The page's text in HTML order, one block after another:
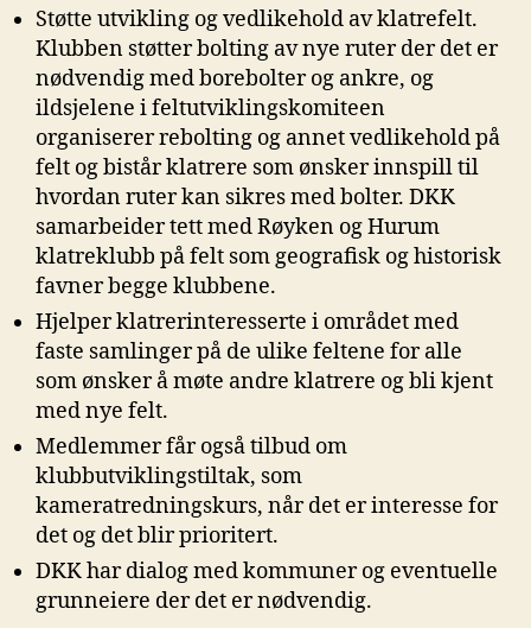
Støtte utvikling og vedlikehold av klatrefelt.
Klubben støtter bolting av nye ruter der det er
nødvendig med borebolter og ankre, og
ildsjelene i feltutviklingskomiteen
organiserer rebolting og annet vedlikehold på
felt og bistår klatrere som ønsker innspill til
hvordan ruter kan sikres med bolter. DKK
samarbeider tett med Røyken og Hurum
klatreklubb på felt som geografisk og historisk
favner begge klubbene.
Hjelper klatrerinteresserte i området med
faste samlinger på de ulike feltene for alle
som ønsker å møte andre klatrere og bli kjent
med nye felt.
Medlemmer får også tilbud om
klubbutviklingstiltak, som
kameratredningskurs, når det er interesse for
det og det blir prioritert.
DKK har dialog med kommuner og eventuelle
grunneiere der det er nødvendig.